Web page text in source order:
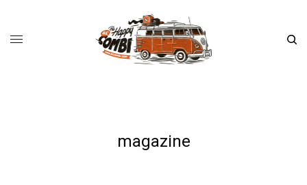
magazine